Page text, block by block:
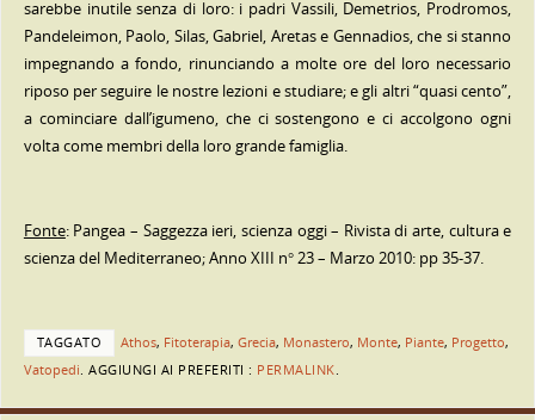
sarebbe inutile senza di loro: i padri Vassili, Demetrios, Prodromos,
Pandeleimon, Paolo, Silas, Gabriel, Aretas e Gennadios, che si stanno
impegnando a fondo, rinunciando a molte ore del loro necessario
riposo per seguire le nostre lezioni e studiare; e gli altri “quasi cento”,
a cominciare dall’igumeno, che ci sostengono e ci accolgono ogni
volta come membri della loro grande famiglia.
Fonte: Pangea – Saggezza ieri, scienza oggi – Rivista di arte, cultura e
scienza del Mediterraneo; Anno XIII n° 23 – Marzo 2010: pp 35-37.
TAGGATO Athos, Fitoterapia,Grecia, Monastero, Monte, Piante, Progetto,
Vatopedi. AGGIUNGI AI PREFERITI : PERMALINK.